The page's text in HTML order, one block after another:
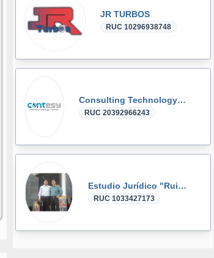
JR TURBOS
RUC 10296938748
Consulting Technology & Systems S.A.C
RUC 20392966243
Estudio Jurídico "Ruiz Salón"
RUC 1033427173